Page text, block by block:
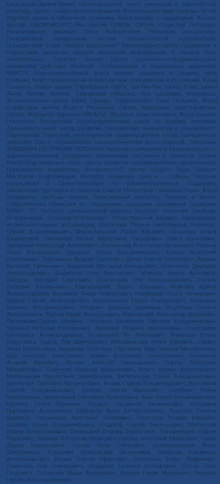
Гражданин.Армия.Право, Нижегородский центр немецкой и европейской
культуры, Центр гендерных исследований, Фонд защиты прав граждан Штаб,
Институт права и публичной политики, Фонд борьбы с коррупцией, Альянс
врачей, НАСИЛИЮ.НЕТ, Мы против СПИДа, СВЕЧА, Открытый Петербург,
Гуманитарное действие, Лига Избирателей, Правовая инициатива,
Гражданская инициатива против экологической преступности,
Гражданский Союз, "Хасдей Ерушалаим" (Милосердие), Центр поддержки и
содействия развитию средств массовой информации, В защиту прав
заключенных, Горячая Линия, Центр социально-информационных
инициатив Действие, Институт глобализации и социальных движений,
ВМЕСТЕ, Благотворительный фонд охраны здоровья и защиты прав
граждан, Благотворительный фонд помощи осужденным и их семьям, Фонд
Тольятти, Новое время, Серебряная тайга, Так-Так-Так, центр Сова, центр
Анна, Проект Апрель, Самарская губерния, Эра здоровья, Мемориал,
Аналитический Центр Юрия Левады, Издательство Парк Гагарина, Фонд
содействия имени Андрея Рылькова, Сфера, Уральская правозащитная
группа, Женщины Евразии, СИБАЛЬТ, Институт прав человека, Фонд защиты
гласности, Российский исследовательский центр по правам человека,
Дальневосточный центр развития гражданских инициатив и социального
партнерства, Пермский региональный правозащитный центр, Гражданское
действие, Центр независимых социологических исследований, Сутяжник,
АКАДЕМИЯ ПО ПРАВАМ ЧЕЛОВЕКА, Частное учреждение в Калининграде по
административной поддержке реализации программ и проектов Совета
Министров северных стран, Центр развития некоммерческих организаций,
Гражданское содействие, Интернешнл-Р, Центр Защиты Прав Средств
Массовой Информации, Институт развития прессы - Сибирь, Частное
учреждение в Санкт-Петербурге по административной поддержке
реализации программ и проектов Совета Министров Северных Стран, Фонд
поддержки свободы прессы, Гражданский контроль, Человек и Закон,
Общественная комиссия по сохранению наследия академика Сахарова,
МЕМО. РУ, Институт региональной прессы, Институт Развития Свободы
Информации, Экозащита!-Женсовет, Общественный вердикт, Евразийская
антимонопольная ассоциация, Дзугкоева Регина Николаевна, Кривенко
Сергей Владимирович, Милославский Павел Юрьевич, Шнырова Ольга
Вадимовна, Чанышева Лилия Айратовна, Сидорович Ольга Борисовна,
Туровский Александр Алексеевич, Васильева Анастасия Евгеньевна, Ривина
Анна Валерьевна, Бурдина Юлия Владимировна, Бойко Анатолий
Николаевич, Пивоваров Андрей Сергеевич, Дугин Сергей Георгиевич, Аверин
Виталий Евгеньевич, Барахоев Магомед Бекханович, Шевченко Дмитрий
Александрович, Шарипков Олег Викторович, Мошель Ирина Ароновна,
Шведов Григорий Сергеевич, Пономарев Лев Александрович, Созаев
Валерий Валерьевич, Каргалицкий Борис Юльевич, Исакова Ирина
Александровна, Исламов Тимур Рифгатович, Романова Ольга Евгеньевна,
Щаров Сергей Алексадрович, Цирульников Борис Альбертович, Халидова
Марина Владимировна, Людевиг Марина Зариевна, Федотова Галина
Анатольевна, Паутов Юрий Анатольевич, Верховский Александр Маркович,
Пислакова-Паркер Марина Петровна, Кочеткова Татьяна Владимировна,
Чуркина Наталья Валерьевна, Акимова Татьяна Николаевна, Золотарева
Екатерина Александровна, Рачинский Ян Збигневич, Жемкова Елена
Борисовна, Гудков Лев Дмитриевич, Илларионова Юлия Юрьевна, Саранг
Анна Васильевна, Захарова Светлана Сергеевна, Щур Татьяна Михайловна,
Щур Николай Алексеевич, Аверин Владимир Анатольевич, Блинушов
Андрей Юрьевич, Мосин Алексей Геннадьевич, Гефтер Валентин
Михайлович, Симонов Алексей Кириллович, Флиге Ирина Анатольевна,
Мельникова Валентина Дмитриевна, Вититинова Елена Владимировна,
Баженова Светлана Куприяновна, Исаев Сергей Владимирович, Максимов
Сергей Владимирович, Беляев Сергей Иванович, Голубева Елена
Николаевна, Ганнушкина Светлана Алексеевна, Закс Елена Владимировна,
Буртина Елена Юрьевна, Гендель Людмила Залмановна, Кокорина
Екатерина Алексеевна, Шуманов Илья Вячеславович, Арапова Галина
Юрьевна, Свечников Анатолий Мариевич, Прохоров Вадим Юрьевич,
Шахова Елена Владимировна, Подузов Сергей Васильевич, Протасова
Ирина Вячеславовна, Литинский Леонид Борисович, Лукашевский Сергей
Маркович, Бахмин Вячеслав Иванович, Шабад Анатолий Ефимович, Сухих
Дарья Николаевна, Орлов Олег Петрович, Добровольская Анна
Дмитриевна, Королева Александра Евгеньевна, Смирнов Владимир
Александрович, Вицин Сергей Ефимович, Золотухин Борис Андреевич,
Левинсон Лев Семенович, Локшина Татьяна Иосифовна, Орлов Олег
Петрович, Полякова Мара Федоровна, Резник Генри Маркович, Захаров
Герман Константинович